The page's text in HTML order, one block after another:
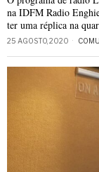
na IDFM Radio
ter uma réplica na
25 AGOSTO, 2020